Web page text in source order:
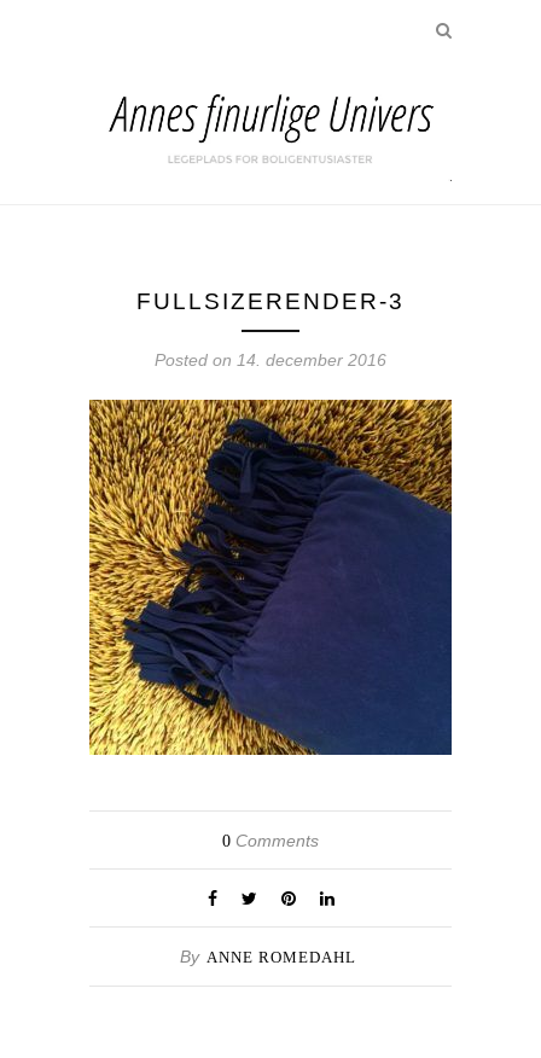
FULLSIZERENDER-3
Posted on 14. december 2016
0 Comments
By ANNE ROMEDAHL